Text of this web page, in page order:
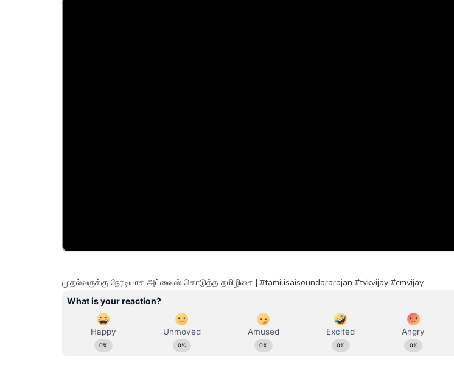
முதல்வருக்கு நேரடியாக அட்வைஸ் கொடுத்த தமிழிசை | #tamilisaisoundararajan #tvkvijay #cmvijay